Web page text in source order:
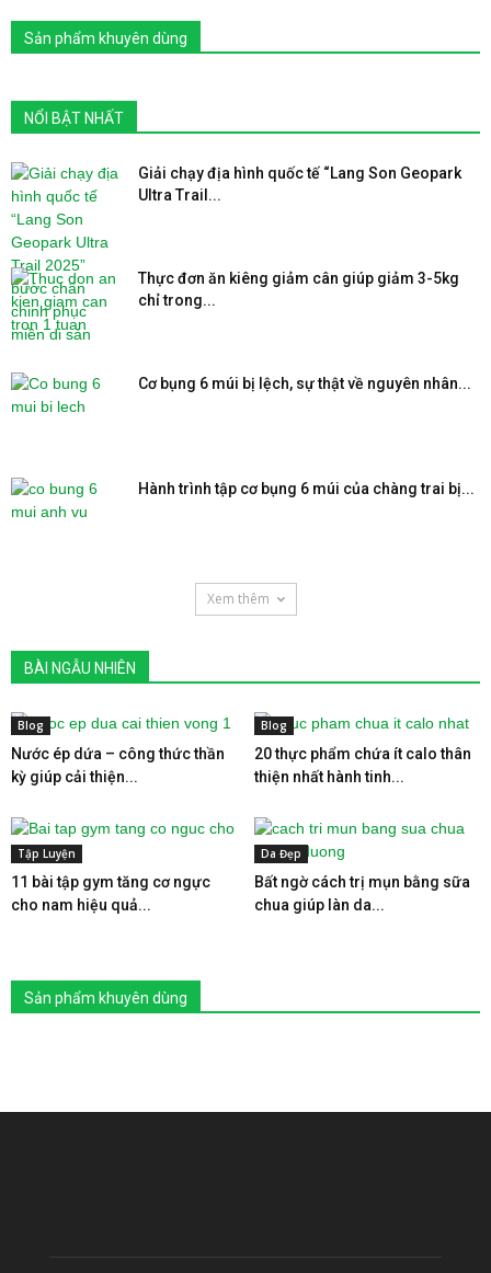
Sản phẩm khuyên dùng
NỔI BẬT NHẤT
Giải chạy địa hình quốc tế “Lang Son Geopark
Ultra Trail...
Thực đơn ăn kiêng giảm cân giúp giảm 3-5kg
chỉ trong...
Cơ bụng 6 múi bị lệch, sự thật về nguyên nhân...
Hành trình tập cơ bụng 6 múi của chàng trai bị...
Xem thêm
BÀI NGẪU NHIÊN
Blog
Nước ép dứa – công thức thần
kỳ giúp cải thiện...
Blog
20 thực phẩm chứa ít calo thân
thiện nhất hành tinh...
Tập Luyện
11 bài tập gym tăng cơ ngực
cho nam hiệu quả...
Da Đẹp
Bất ngờ cách trị mụn bằng sữa
chua giúp làn da...
Sản phẩm khuyên dùng